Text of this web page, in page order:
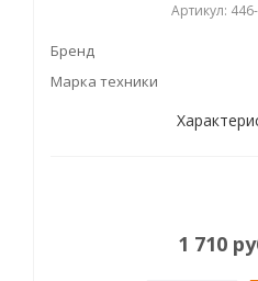
Артикул:
Бренд
Марка техники
1 710